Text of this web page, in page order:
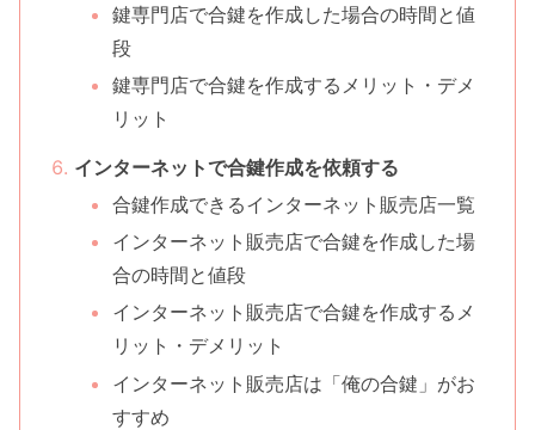
鍵専門店で合鍵を作成した場合の時間と値
段
鍵専門店で合鍵を作成するメリット・デメ
リット
インターネットで合鍵作成を依頼する
合鍵作成できるインターネット販売店一覧
インターネット販売店で合鍵を作成した場
合の時間と値段
インターネット販売店で合鍵を作成するメ
リット・デメリット
インターネット販売店は「俺の合鍵」がお
すすめ